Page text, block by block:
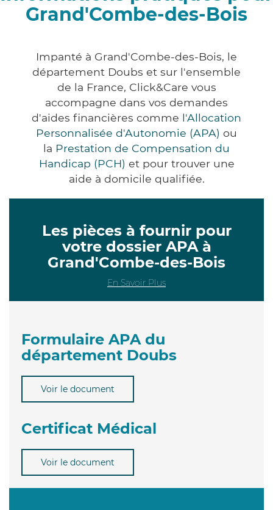
Grand'Combe-des-Bois
Impanté à Grand'Combe-des-Bois, le
département Doubs et sur l'ensemble
de la France, Click&Care vous
accompagne dans vos demandes
d'aides financières comme l'Allocation
Personnalisée d'Autonomie (APA) ou
la Prestation de Compensation du
Handicap (PCH) et pour trouver une
aide à domicile qualifiée.
Les pièces à fournir pour
votre dossier APA à
Grand'Combe-des-Bois
En Savoir Plus
Formulaire APA du
département Doubs
Voir le document
Certificat Médical
Voir le document